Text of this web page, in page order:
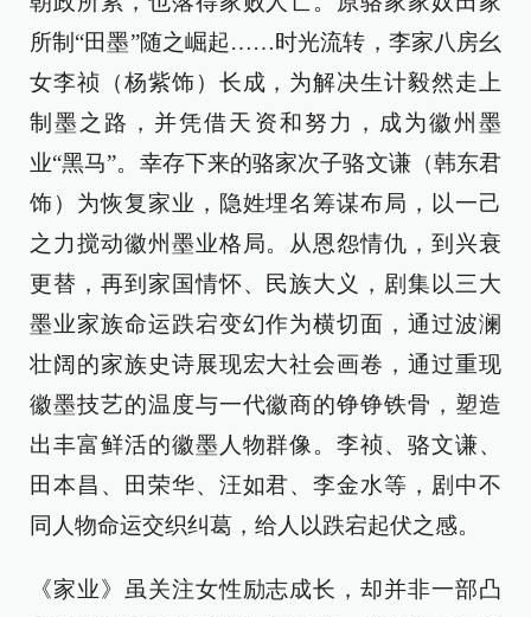
所制“田墨”随之崛起……时光流转，李家八房幺
女李祯（杨紫饰）长成，为解决生计毅然走上
制墨之路，并凭借天资和努力，成为徽州墨
业“黑马”。幸存下来的骆家次子骆文谦（韩东君
饰）为恢复家业，隐姓埋名筹谋布局，以一己
之力搅动徽州墨业格局。从恩怨情仇，到兴衰
更替，再到家国情怀、民族大义，剧集以三大
墨业家族命运跌宕变幻作为横切面，通过波澜
壮阔的家族史诗展现宏大社会画卷，通过重现
徽墨技艺的温度与一代徽商的铮铮铁骨，塑造
出丰富鲜活的徽墨人物群像。李祯、骆文谦、
田本昌、田荣华、汪如君、李金水等，剧中不
同人物命运交织纠葛，给人以跌宕起伏之感。
《家业》虽关注女性励志成长，却并非一部凸